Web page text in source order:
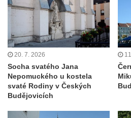
domy čp. 739 a 758 v Mikulášovicích
Kříž Johannese Herlta poblíž domu
v Mikulášovicích
Drascheho kříž na zahradě domu
Hillův kříž u domu čp. 436 v
Hampelův kříž západně od dolního
20. 7. 2026
Socha svatého Jana
Nepomuckého u kostela
svaté Rodiny v Českých
Budějovicích